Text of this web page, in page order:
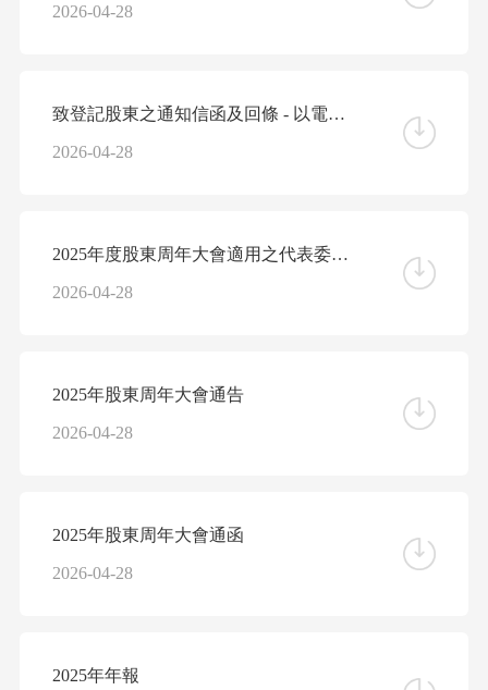
2026-04-28
致登記股東之通知信函及回條 - 以電子方式發佈公司通訊安排的提示信函
2026-04-28
2025年度股東周年大會適用之代表委任表格
2026-04-28
2025年股東周年大會通告
2026-04-28
2025年股東周年大會通函
2026-04-28
2025年年報